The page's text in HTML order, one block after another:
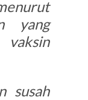
yang
susah